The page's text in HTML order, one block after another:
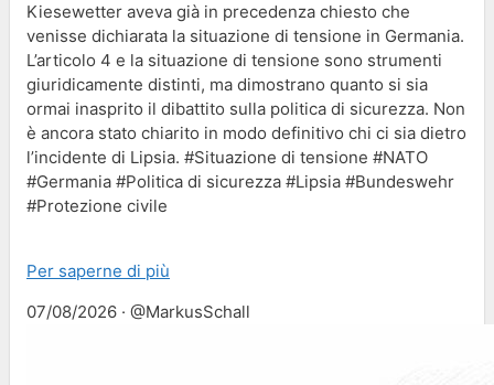
Kiesewetter aveva già in precedenza chiesto che
venisse dichiarata la situazione di tensione in Germania.
L’articolo 4 e la situazione di tensione sono strumenti
giuridicamente distinti, ma dimostrano quanto si sia
ormai inasprito il dibattito sulla politica di sicurezza. Non
è ancora stato chiarito in modo definitivo chi ci sia dietro
l’incidente di Lipsia. #Situazione di tensione #NATO
#Germania #Politica di sicurezza #Lipsia #Bundeswehr
#Protezione civile
Per saperne di più
07/08/2026 · @MarkusSchall